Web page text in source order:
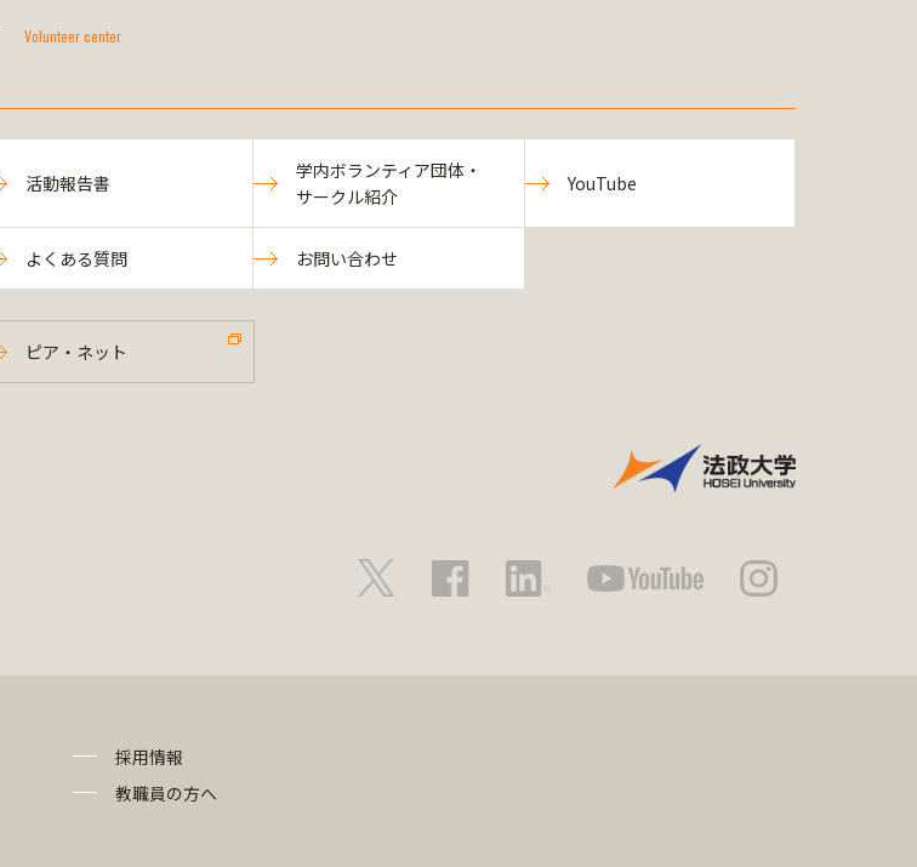
Volunteer center
活動報告書
学内ボランティア団体・
サークル紹介
YouTube
よくある質問 お問い合わせ
ピア・ネット
採用情報
教職員の方へ